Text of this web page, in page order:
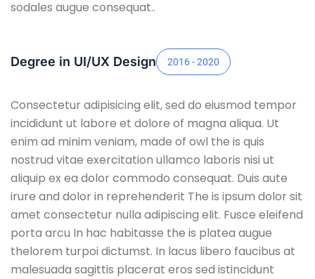
sodales augue consequat..
Degree in UI/UX Design 2016 - 2020
Consectetur adipisicing elit, sed do eiusmod tempor
incididunt ut labore et dolore of magna aliqua. Ut
enim ad minim veniam, made of owl the is quis
nostrud vitae exercitation ullamco laboris nisi ut
aliquip ex ea dolor commodo consequat. Duis aute
irure and dolor in reprehenderit The is ipsum dolor sit
amet consectetur nulla adipiscing elit. Fusce eleifend
porta arcu In hac habitasse the is platea augue
thelorem turpoi dictumst. In lacus libero faucibus at
malesuada sagittis placerat eros sed istincidunt